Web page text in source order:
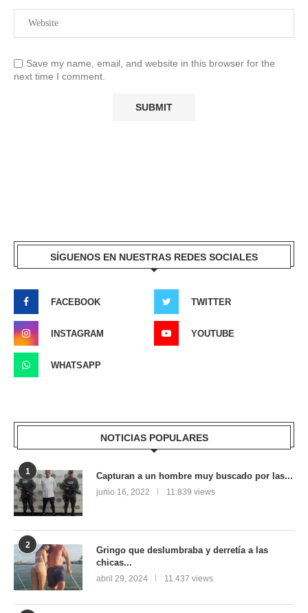
Save my name, email, and website in this browser for the
next time I comment.
SÍGUENOS EN NUESTRAS REDES SOCIALES
FACEBOOK TWITTER
INSTAGRAM YOUTUBE
WHATSAPP
NOTICIAS POPULARES
1 Capturan a un hombre muy buscado por las...
junio 16, 2022 11.839 views
2
Gringo que deslumbraba y derretía a las
chicas...
abril 29, 2024 11.437 views